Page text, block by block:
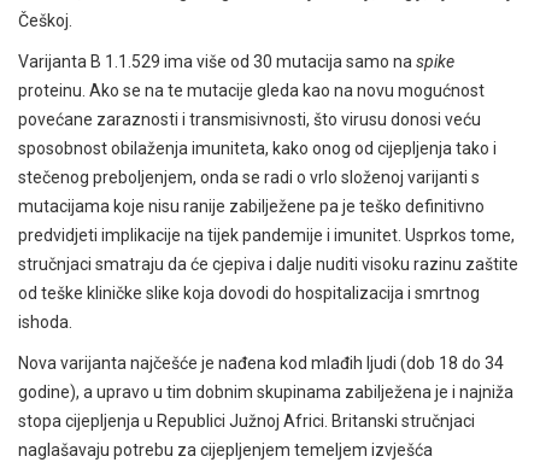
Češkoj.
Varijanta B 1.1.529 ima više od 30 mutacija samo na spike
proteinu. Ako se na te mutacije gleda kao na novu mogućnost
povećane zaraznosti i transmisivnosti, što virusu donosi veću
sposobnost obilaženja imuniteta, kako onog od cijepljenja tako i
stečenog preboljenjem, onda se radi o vrlo složenoj varijanti s
mutacijama koje nisu ranije zabilježene pa je teško definitivno
predvidjeti implikacije na tijek pandemije i imunitet. Usprkos tome,
stručnjaci smatraju da će cjepiva i dalje nuditi visoku razinu zaštite
od teške kliničke slike koja dovodi do hospitalizacija i smrtnog
ishoda.
Nova varijanta najčešće je nađena kod mlađih ljudi (dob 18 do 34
godine), a upravo u tim dobnim skupinama zabilježena je i najniža
stopa cijepljenja u Republici Južnoj Africi. Britanski stručnjaci
naglašavaju potrebu za cijepljenjem temeljem izvješća